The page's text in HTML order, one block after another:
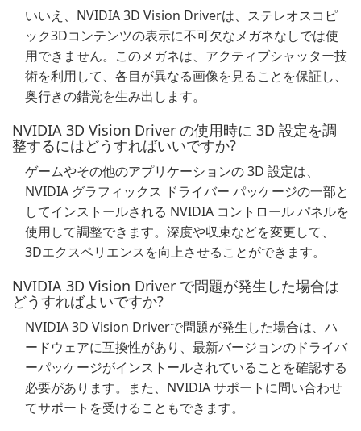
いいえ、NVIDIA 3D Vision Driverは、ステレオスコピ
ック3Dコンテンツの表示に不可欠なメガネなしでは使
用できません。このメガネは、アクティブシャッター技
術を利用して、各目が異なる画像を見ることを保証し、
奥行きの錯覚を生み出します。
NVIDIA 3D Vision Driver の使用時に 3D 設定を調
整するにはどうすればいいですか?
ゲームやその他のアプリケーションの 3D 設定は、
NVIDIA グラフィックス ドライバー パッケージの一部と
してインストールされる NVIDIA コントロール パネルを
使用して調整できます。深度や収束などを変更して、
3Dエクスペリエンスを向上させることができます。
NVIDIA 3D Vision Driver で問題が発生した場合は
どうすればよいですか?
NVIDIA 3D Vision Driverで問題が発生した場合は、ハ
ードウェアに互換性があり、最新バージョンのドライバ
ーパッケージがインストールされていることを確認する
必要があります。また、NVIDIA サポートに問い合わせ
てサポートを受けることもできます。